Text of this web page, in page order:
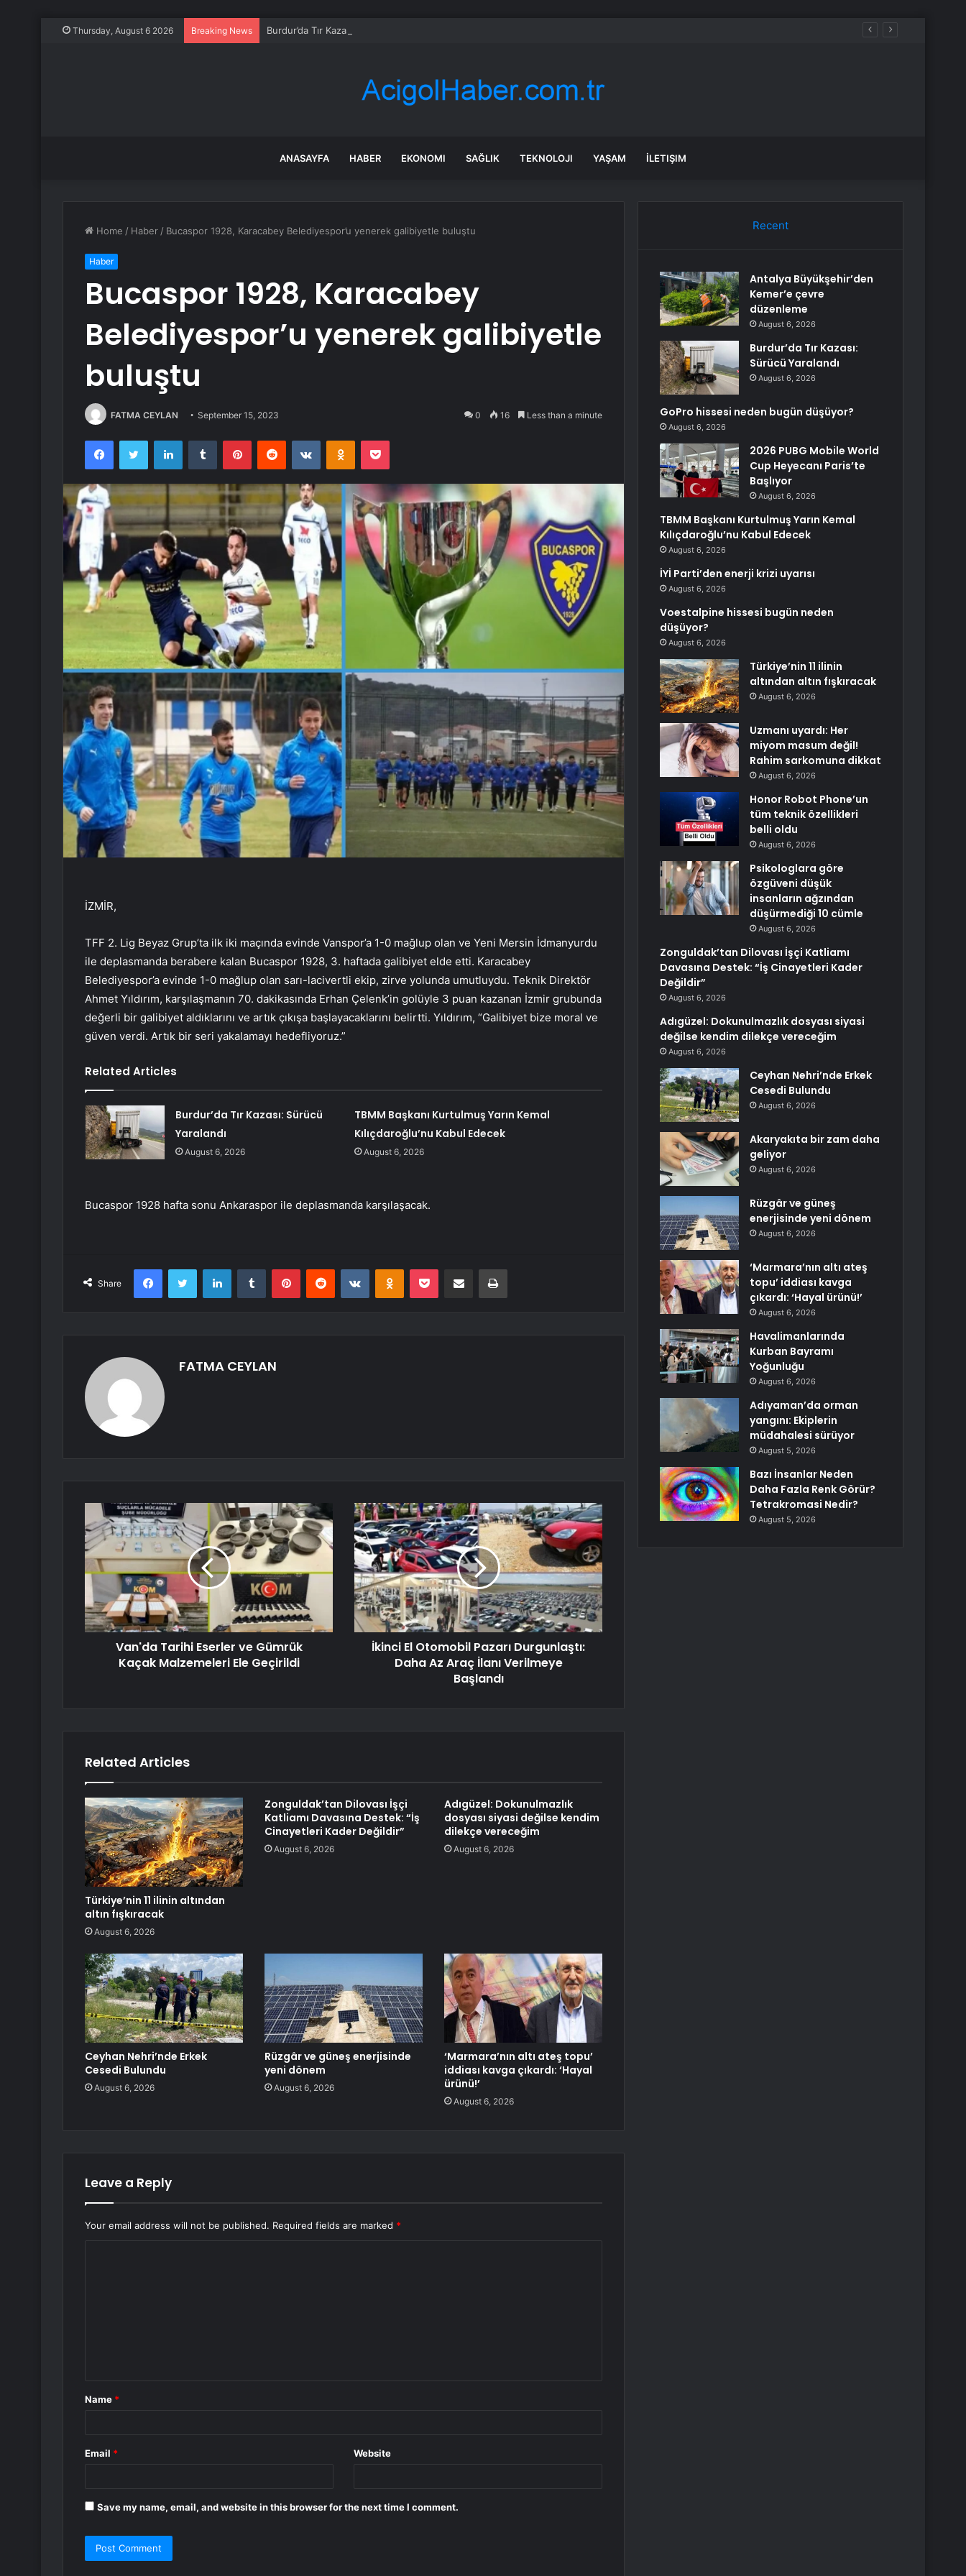
Thursday, August 6 2026 Breaking News Burdur’da Tır Kazası: Sürücü Yaralandı
ANASAYFA HABER EKONOMI SAĞLIK TEKNOLOJI YAŞAM İLETIŞIM
Home / Haber / Bucaspor 1928, Karacabey Belediyespor’u yenerek galibiyetle buluştu
Haber
Bucaspor 1928, Karacabey
Belediyespor’u yenerek galibiyetle
buluştu
FATMA CEYLAN September 15, 2023 0 16 Less than a minute
FacebookTwitter LinkedInTumblr PinterestReddit VKontakteOdnoklassniki
Pocket
İZMİR,
TFF 2. Lig Beyaz Grup’ta ilk iki maçında evinde Vanspor’a 1-0 mağlup olan ve Yeni Mersin İdmanyurdu
ile deplasmanda berabere kalan Bucaspor 1928, 3. haftada galibiyet elde etti. Karacabey
Belediyespor’a evinde 1-0 mağlup olan sarı-lacivertli ekip, zirve yolunda umutluydu. Teknik Direktör
Ahmet Yıldırım, karşılaşmanın 70. dakikasında Erhan Çelenk’in golüyle 3 puan kazanan İzmir grubunda
değerli bir galibiyet aldıklarını ve artık çıkışa başlayacaklarını belirtti. Yıldırım, “Galibiyet bize moral ve
güven verdi. Artık bir seri yakalamayı hedefliyoruz.”
Related Articles
Burdur’da Tır Kazası: Sürücü
Yaralandı
August 6, 2026
TBMM Başkanı Kurtulmuş Yarın Kemal
Kılıçdaroğlu’nu Kabul Edecek
August 6, 2026
Bucaspor 1928 hafta sonu Ankaraspor ile deplasmanda karşılaşacak.
Share
FacebookTwitter LinkedInTumblr PinterestReddit VKontakteOdnoklassniki
Pocket Share via Email Print
FATMA CEYLAN
Van'da Tarihi Eserler ve Gümrük
Kaçak Malzemeleri Ele Geçirildi
İkinci El Otomobil Pazarı Durgunlaştı:
Daha Az Araç İlanı Verilmeye
Başlandı
Related Articles
Türkiye’nin 11 ilinin altından
altın fışkıracak
August 6, 2026
Zonguldak’tan Dilovası İşçi
Katliamı Davasına Destek: “İş
Cinayetleri Kader Değildir”
August 6, 2026
Adıgüzel: Dokunulmazlık
dosyası siyasi değilse kendim
dilekçe vereceğim
August 6, 2026
Ceyhan Nehri’nde Erkek
Cesedi Bulundu
August 6, 2026
Rüzgâr ve güneş enerjisinde
yeni dönem
August 6, 2026
‘Marmara’nın altı ateş topu’
iddiası kavga çıkardı: ‘Hayal
ürünü!’
August 6, 2026
Leave a Reply
Your email address will not be published. Required fields are marked *
*
Name *
Email * Website
Save my name, email, and website in this browser for the next time I comment.
Recent
Antalya Büyükşehir’den
Kemer’e çevre
düzenleme
August 6, 2026
Burdur’da Tır Kazası:
Sürücü Yaralandı
August 6, 2026
GoPro hissesi neden bugün düşüyor?
August 6, 2026
2026 PUBG Mobile World
Cup Heyecanı Paris’te
Başlıyor
August 6, 2026
TBMM Başkanı Kurtulmuş Yarın Kemal
Kılıçdaroğlu’nu Kabul Edecek
August 6, 2026
İYİ Parti’den enerji krizi uyarısı
August 6, 2026
Voestalpine hissesi bugün neden
düşüyor?
August 6, 2026
Türkiye’nin 11 ilinin
altından altın fışkıracak
August 6, 2026
Uzmanı uyardı: Her
miyom masum değil!
Rahim sarkomuna dikkat
August 6, 2026
Honor Robot Phone’un
tüm teknik özellikleri
belli oldu
August 6, 2026
Psikologlara göre
özgüveni düşük
insanların ağzından
düşürmediği 10 cümle
August 6, 2026
Zonguldak’tan Dilovası İşçi Katliamı
Davasına Destek: “İş Cinayetleri Kader
Değildir”
August 6, 2026
Adıgüzel: Dokunulmazlık dosyası siyasi
değilse kendim dilekçe vereceğim
August 6, 2026
Ceyhan Nehri’nde Erkek
Cesedi Bulundu
August 6, 2026
Akaryakıta bir zam daha
geliyor
August 6, 2026
Rüzgâr ve güneş
enerjisinde yeni dönem
August 6, 2026
‘Marmara’nın altı ateş
topu’ iddiası kavga
çıkardı: ‘Hayal ürünü!’
August 6, 2026
Havalimanlarında
Kurban Bayramı
Yoğunluğu
August 6, 2026
Adıyaman’da orman
yangını: Ekiplerin
müdahalesi sürüyor
August 5, 2026
Bazı İnsanlar Neden
Daha Fazla Renk Görür?
Tetrakromasi Nedir?
August 5, 2026